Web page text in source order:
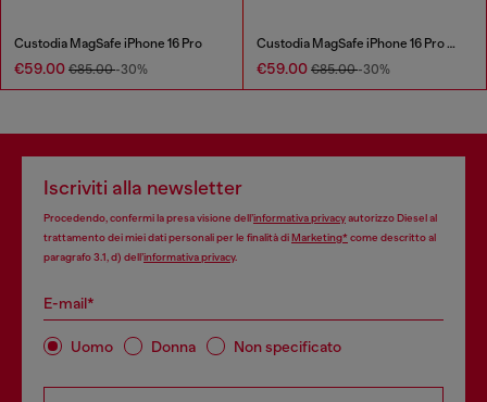
Custodia MagSafe iPhone 16 Pro
€59.00 €85.00-30%
Custodia MagSafe iPhone 16 Pro Max
€59.00 €85.00-30%
Iscriviti alla newsletter
Procedendo, confermi la presa visione dell’informativa privacyautorizzo Diesel al
trattamento dei miei dati personali per le finalità diMarketing*come descritto al
paragrafo 3.1, d) dell’informativa privacy.
E-mail*
Uomo Donna Non specificato